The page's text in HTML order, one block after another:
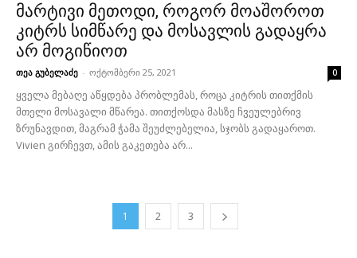
მარტივი მეთოდი, როგორ მოაშოროთ
კიტრს სიმწარე და მოსავლის გადაყრა
არ მოგიწიოთ
თეა გუბელაძე - ოქტომბერი 25, 2021 0
ყველა მებაღე აწყდება პრობლემას, როცა კიტრის თითქმის
მთელი მოსავალი მწარეა. თითქოსდა მასზე ჩვეულებრივ
ზრუნავდით, მაგრამ ჭამა შეუძლებელია, სჯობს გადაყაროთ.
Vivien გირჩევთ, ამის გაკეთება არ...
1 2 3